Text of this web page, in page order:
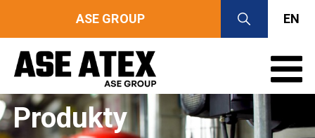
ASE GROUP EN
Produkty